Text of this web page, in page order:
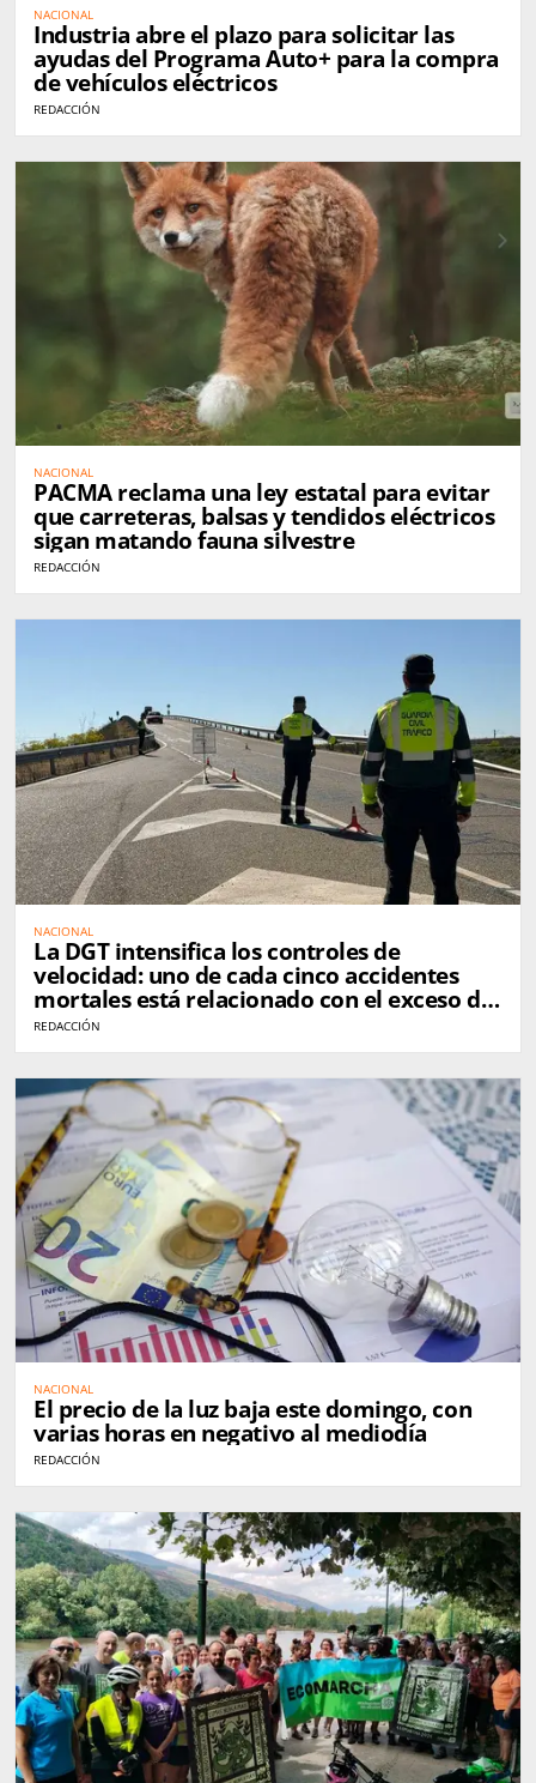
NACIONAL
Industria abre el plazo para solicitar las
ayudas del Programa Auto+ para la compra
de vehículos eléctricos
REDACCIÓN
NACIONAL
PACMA reclama una ley estatal para evitar
que carreteras, balsas y tendidos eléctricos
sigan matando fauna silvestre
REDACCIÓN
NACIONAL
La DGT intensifica los controles de
velocidad: uno de cada cinco accidentes
mortales está relacionado con el exceso de
velocidad
REDACCIÓN
NACIONAL
El precio de la luz baja este domingo, con
varias horas en negativo al mediodía
REDACCIÓN